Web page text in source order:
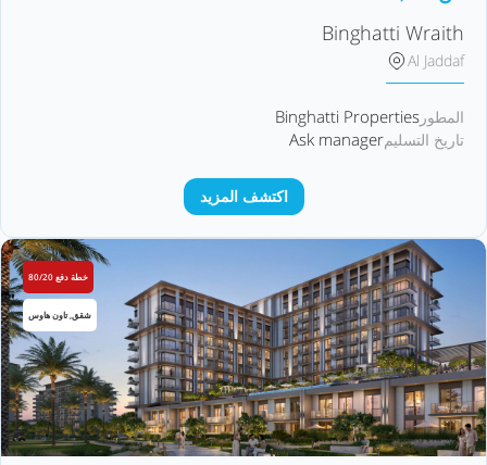
Binghatti Wraith
Al Jaddaf
المطور Binghatti Properties
تاريخ التسليمAsk manager
اكتشف المزيد
خطة دفع 80/20
شقق, تاون هاوس